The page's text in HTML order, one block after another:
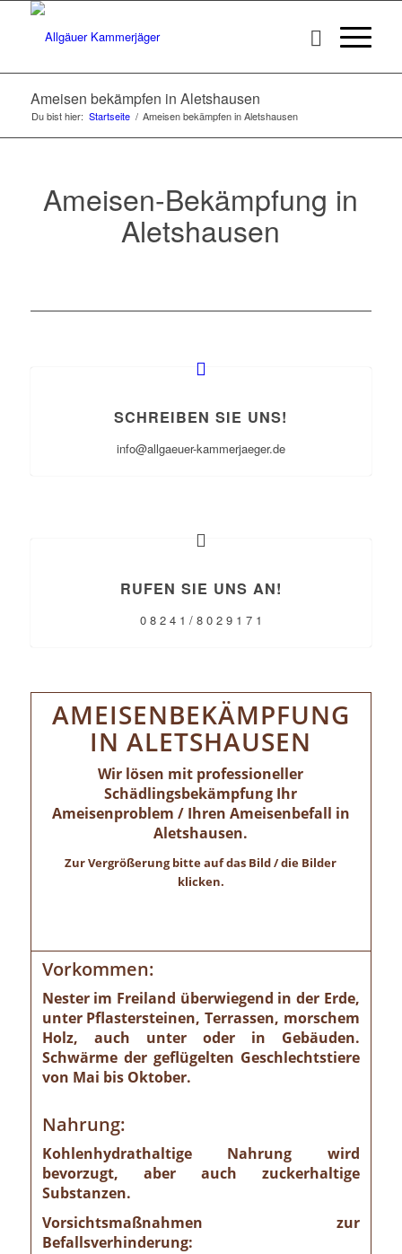
Ameisen bekämpfen in Aletshausen
Du bist hier: Startseite / Ameisen bekämpfen in Aletshausen
Ameisen-Bekämpfung in
Aletshausen
SCHREIBEN SIE UNS!
info@allgaeuer-kammerjaeger.de
RUFEN SIE UNS AN!
0 8 2 4 1 / 8 0 2 9 1 7 1
AMEISENBEKÄMPFUNG
IN ALETSHAUSEN
Wir lösen mit professioneller
Schädlingsbekämpfung Ihr
Ameisenproblem / Ihren Ameisenbefall in
Aletshausen.
Zur Vergrößerung bitte auf das Bild / die Bilder
klicken.
Vorkommen:
Nester im Freiland überwiegend in der Erde,
unter Pflastersteinen, Terrassen, morschem
Holz, auch unter oder in Gebäuden.
Schwärme der geflügelten Geschlechtstiere
von Mai bis Oktober.
Nahrung:
Kohlenhydrathaltige Nahrung wird
bevorzugt, aber auch zuckerhaltige
Substanzen.
Vorsichtsmaßnahmen zur
Befallsverhinderung: